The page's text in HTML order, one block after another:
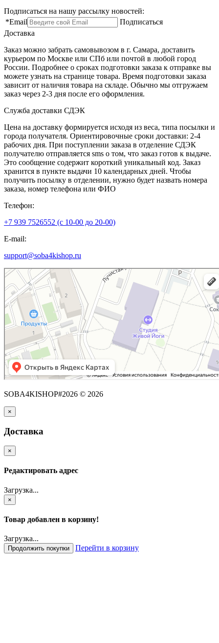
Подписаться на нашу рассылку новостей:
*Email
Подписаться
Доставка
Заказ можно забрать самовывозом в г. Самара, доставить
курьером по Москве или СПб или почтой в любой город
России. Подробнее о сроках подготовки заказа к отправке вы
можете узнать на странице товара. Время подготовки заказа
зависит от наличия товара на складе. Обычно мы отгружаем
заказ через 2-3 дня после его оформления.
Служба доставки СДЭК
Цена на доставку формируется исходя из веса, типа посылки и
города получателя. Ориентировочные сроки доставки: 2-4
рабочих дня. При поступлении заказа в отделение СДЭК
получателю отправляется sms о том, что заказ готов к выдаче.
Это сообщение содержит короткий уникальный код. Заказ
хранится в пункте выдачи 10 календарных дней. Чтобы
получить посылку в отделении, нужно будет назвать номера
заказа, номер телефона или ФИО
Телефон:
+7 939 7526552 (с 10-00 до 20-00)
E-mail:
support@soba4kishop.ru
SOBA4KISHOP#2026 © 2026
×
Доставка
×
Редактировать адрес
Загрузка...
×
Товар добавлен в корзину!
Загрузка...
Продолжить покупки Перейти в корзину